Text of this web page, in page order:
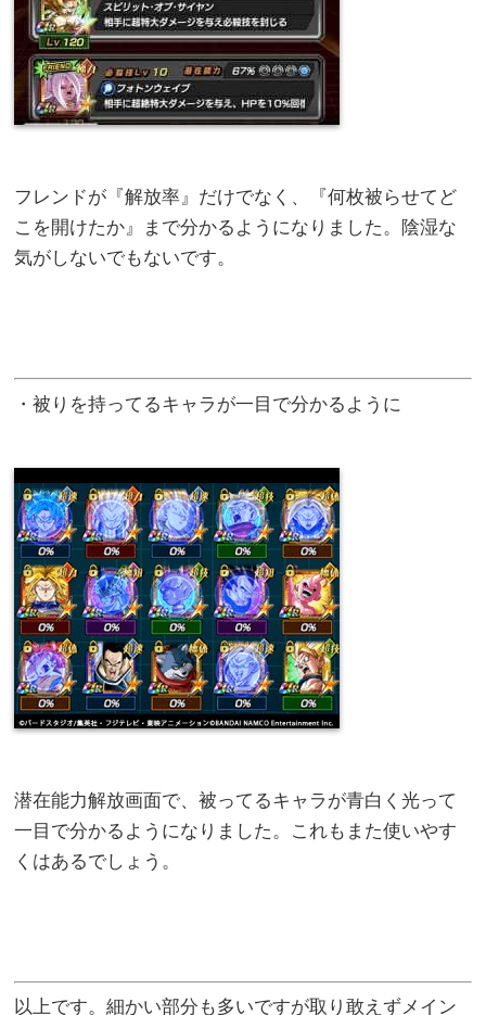
フレンドが『解放率』だけでなく、『何枚被らせてど
こを開けたか』まで分かるようになりました。陰湿な
気がしないでもないです。
・被りを持ってるキャラが一目で分かるように
潜在能力解放画面で、被ってるキャラが青白く光って
一目で分かるようになりました。これもまた使いやす
くはあるでしょう。
以上です。細かい部分も多いですが取り敢えずメイン